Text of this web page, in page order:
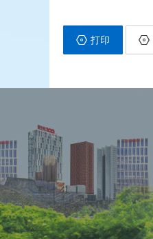
打印